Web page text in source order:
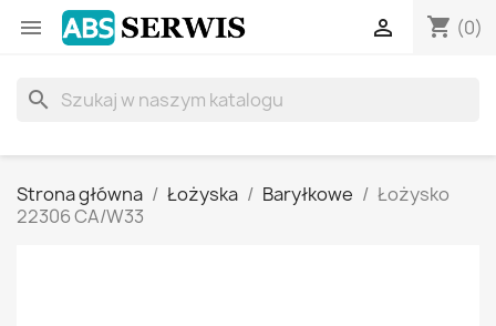
 shopping_cart (0)

search
Strona główna Łożyska Baryłkowe
Łożysko
22306 CA/W33